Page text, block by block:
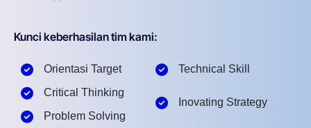
Kunci keberhasilan tim kami:
Orientasi Target
Critical Thinking
Problem Solving
Technical Skill
Inovating Strategy